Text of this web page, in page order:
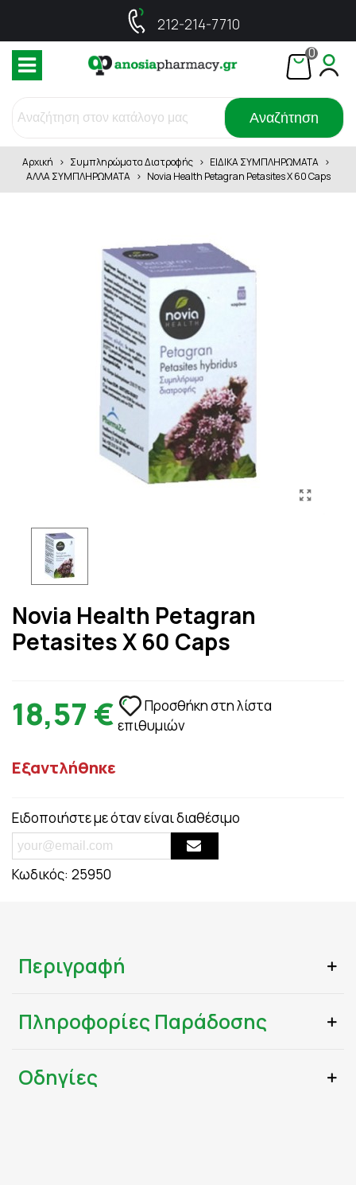
212-214-7710
0
Αναζήτηση
Αρχική > Συμπληρώματα Διατροφής > ΕΙΔΙΚΑ ΣΥΜΠΛΗΡΩΜΑΤΑ >
ΑΛΛΑ ΣΥΜΠΛΗΡΩΜΑΤΑ > Novia Health Petagran Petasites X 60 Caps
Novia Health Petagran
Petasites X 60 Caps
18,57 €
Προσθήκη στη λίστα
επιθυμιών
Εξαντλήθηκε
Ειδοποιήστε με όταν είναι διαθέσιμο
Κωδικός: 25950
Περιγραφή
Πληροφορίες Παράδοσης
Οδηγίες